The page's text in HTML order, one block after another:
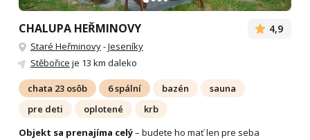
CHALUPA HEŘMINOVY 4,9
Staré Heřminovy-Jeseníky
Stěbořice je 13 km daleko
chata 23 osôb 6 spální bazén
sauna
pre deti
oplotené
krb
Objekt sa prenajíma celý– budete ho mať len pre seba